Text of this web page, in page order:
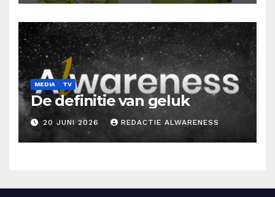
MEDIA TV
De definitie van geluk
20 JUNI 2026 REDACTIE ALWARENESS